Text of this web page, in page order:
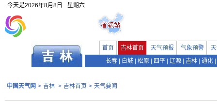
今天是2026年8月8日 星期六
首页 吉林首页 天气预报 气象预警
长春
白城 松原 四平 辽源 吉林 通化
中国天气网 > 吉林 > 吉林首页 > 天气要闻